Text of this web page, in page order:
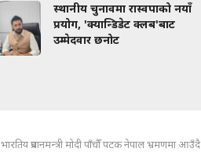
स्थानीय चुनावमा रास्वपाको नयाँ
प्रयोग, 'क्यान्डिडेट क्लब'बाट
उम्मेदवार छनोट
भारतिय प्रधानमन्त्री मोदी पाँचौँ पटक नेपाल भ्रमणमा आउँदै